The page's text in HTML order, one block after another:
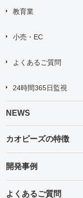
教育業
小売・EC
よくあるご質問
24時間365日監視
NEWS
カオピーズの特徴
開発事例
よくあるご質問